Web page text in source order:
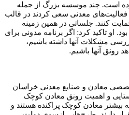
خورده ‌است. چند موسسه بزرگ از جمله
معدنی سعی کردند در قالب
کنند. جلساتی در همین زمینه
او تاکید کرد: اگر برنامه مدونی برای
مشکلات آنها داشته باشیم،
رونق آنها باشیم.
معادن و صنایع معدنی خراسان
و اهمیت رونق معادن کوچک
بیشتر معادن کوچک پراکنده هستند و